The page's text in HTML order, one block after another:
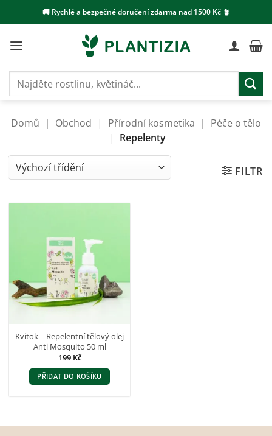
na
🚚 Rychlé a bezpečné doručení zdarma nad 1500 Kč 🪴
Hledat:
Domů | Obchod | Přírodní kosmetika |
Péče o tělo
| Repelenty
FILTR
Kvitok – Repelentní tělový olej
Anti Mosquito 50 ml
199 Kč
PŘIDAT DO KOŠÍKU